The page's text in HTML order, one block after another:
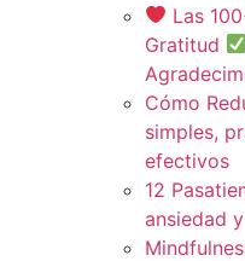
Las
Gratitud
Cómo
simples,
efectivos
12
ansiedad